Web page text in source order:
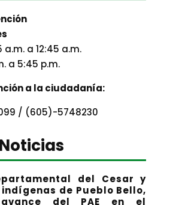
a 12:45 a.m.
a 5:45 p.m.
a la ciudadanía:
/ (605)-5748230
del Cesar y
de Pueblo Bello,
avance del PAE en el